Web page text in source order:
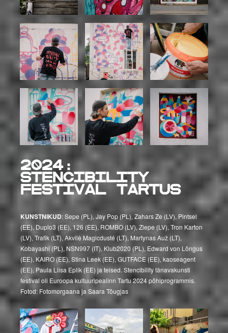
2024:
Stencibility
festival Tartus
KUNSTNIKUD: Sepe (PL), Jay Pop (PL), Zahars Ze (LV), Pintsel
(EE), Duplo3 (EE), 126 (EE), ROMBO (LV), Ziepe (LV), Tron Karton
(LV), Trafik (LT), Akvilė Magicdusté (LT), Martynas Auž (LT),
Kobayashi (PL), NSN997 (IT), Klub2020 (PL), Edward von Lõngus
(EE), KAIRO (EE), Stina Leek (EE), GUTFACE (EE), kaoseagent
(EE), Paula Liisa Eplik (EE) ja teised. Stencibility tänavakunsti
festival oli Euroopa kultuuripealinn Tartu 2024 põhiprogrammis.
Fotod: Fotomorgaana ja Saara Tõugjas